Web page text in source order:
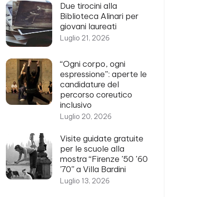
Due tirocini alla
Biblioteca Alinari per
giovani laureati
Luglio 21, 2026
“Ogni corpo, ogni
espressione”: aperte le
candidature del
percorso coreutico
inclusivo
Luglio 20, 2026
Visite guidate gratuite
per le scuole alla
mostra “Firenze ’50 ’60
’70” a Villa Bardini
Luglio 13, 2026